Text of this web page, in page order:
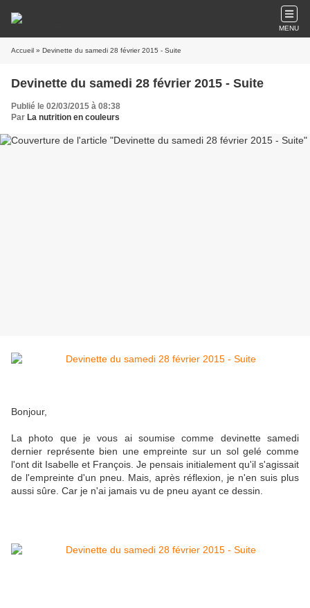
MENU
Accueil » Devinette du samedi 28 février 2015 - Suite
Devinette du samedi 28 février 2015 - Suite
Publié le 02/03/2015 à 08:38
Par La nutrition en couleurs
Bonjour,
La photo que je vous ai soumise comme devinette samedi
dernier représente bien une empreinte sur un sol gelé comme
l'ont dit Isabelle et François. Je pensais initialement qu'il s'agissait
de l'empreinte d'un pneu. Mais, après réflexion, je n'en suis plus
aussi sûre. Car je n'ai jamais vu de pneu ayant ce dessin.